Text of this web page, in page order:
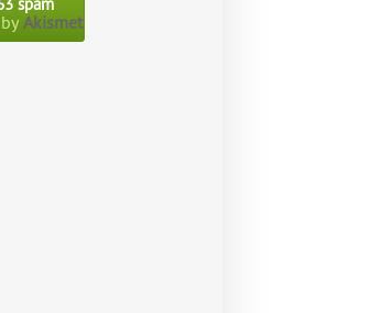
spam
Akismet